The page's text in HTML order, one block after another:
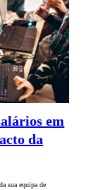
em
da
sua equipa de